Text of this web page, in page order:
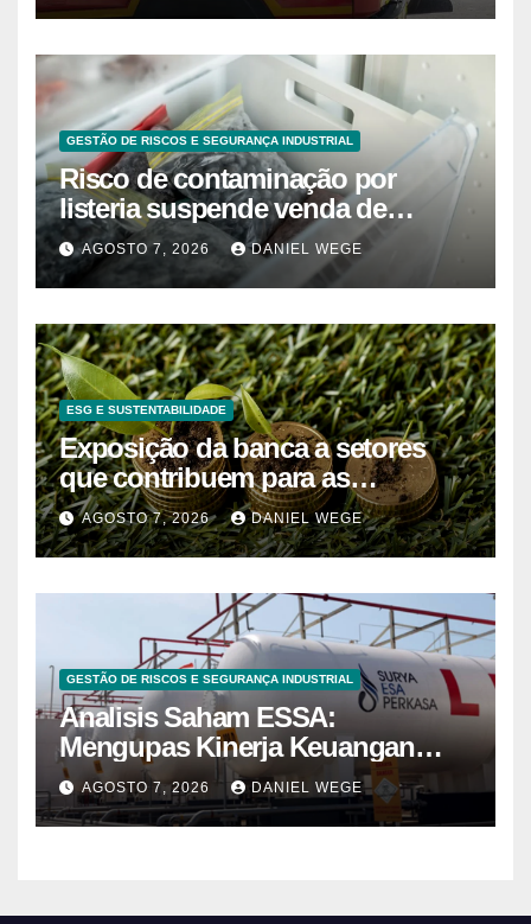
GESTÃO DE RISCOS E SEGURANÇA INDUSTRIAL
Risco de contaminação por
listeria suspende venda de
mirtilos em fábricas da América
do Norte – Mix Vale
AGOSTO 7, 2026 DANIEL WEGE
ESG E SUSTENTABILIDADE
Exposição da banca a setores
que contribuem para as
alterações climáticas mantém-se
nos 62%
AGOSTO 7, 2026 DANIEL WEGE
GESTÃO DE RISCOS E SEGURANÇA INDUSTRIAL
Analisis Saham ESSA:
Mengupas Kinerja Keuangan
ESSA Semester I 2026
AGOSTO 7, 2026 DANIEL WEGE